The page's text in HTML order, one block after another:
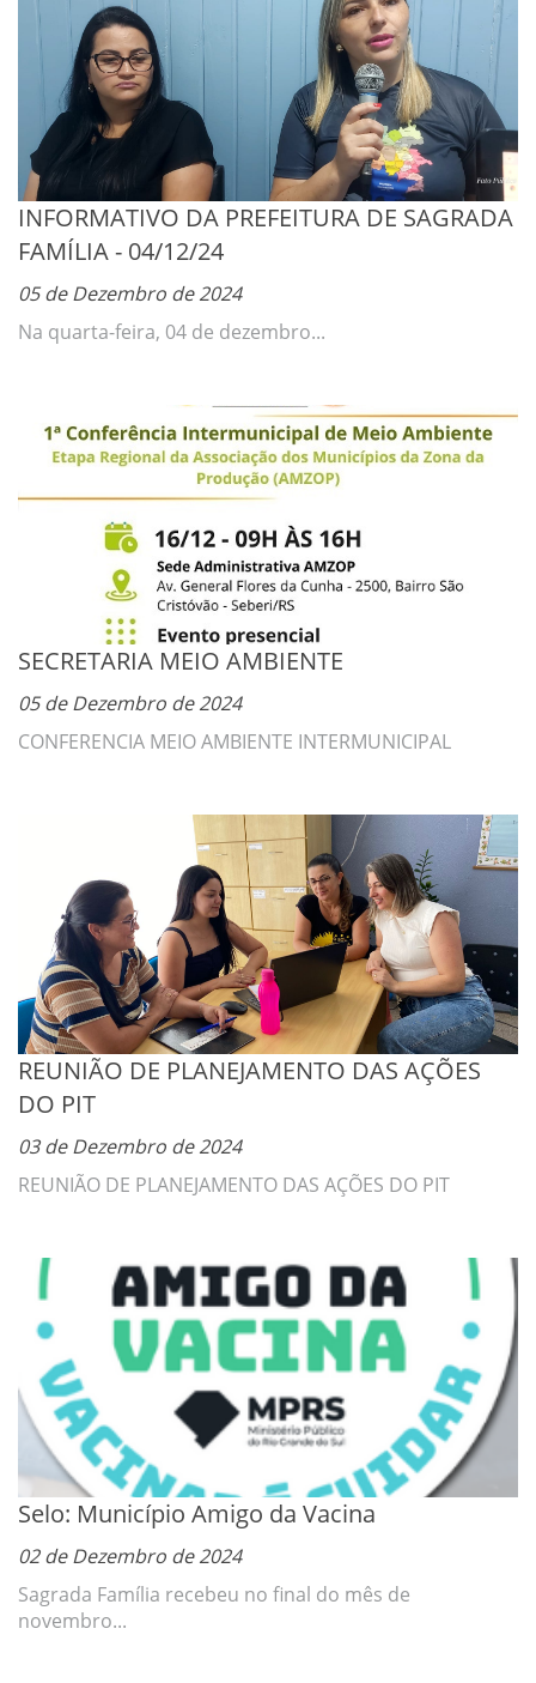
INFORMATIVO DA PREFEITURA DE SAGRADA
FAMÍLIA - 04/12/24
05 de Dezembro de 2024
Na quarta-feira, 04 de dezembro...
SECRETARIA MEIO AMBIENTE
05 de Dezembro de 2024
CONFERENCIA MEIO AMBIENTE INTERMUNICIPAL
REUNIÃO DE PLANEJAMENTO DAS AÇÕES
DO PIT
03 de Dezembro de 2024
REUNIÃO DE PLANEJAMENTO DAS AÇÕES DO PIT
Selo: Município Amigo da Vacina
02 de Dezembro de 2024
Sagrada Família recebeu no final do mês de
novembro...